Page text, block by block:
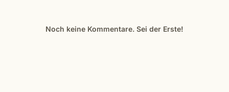
Noch keine Kommentare. Sei der Erste!